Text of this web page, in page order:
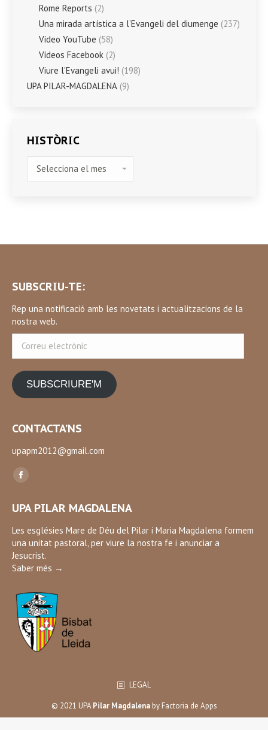
Rome Reports (2)
Una mirada artística a l’Evangeli del diumenge (237)
Vídeo YouTube (58)
Vídeos Facebook (2)
Viure l'Evangeli avui! (198)
UPA PILAR-MAGDALENA (9)
HISTÒRIC
SUBSCRIU-TE:
Rep una notificació amb les novetats i actualitzacions de la
nostra web.
electrònic
SUBSCRIURE'M
CONTACTA’NS
upapm2012@gmail.com
Find us on:
Facebook
opens
in
new
window
UPA PILAR MAGDALENA
Les esglésies Mare de Déu del Pilar i Maria Magdalena formem
una unitat pastoral, per viure la nostra fe i anunciar a
Jesucrist.
Saber més →
LEGAL
© 2021 UPAPilar Magdalenaby Factoria de Apps